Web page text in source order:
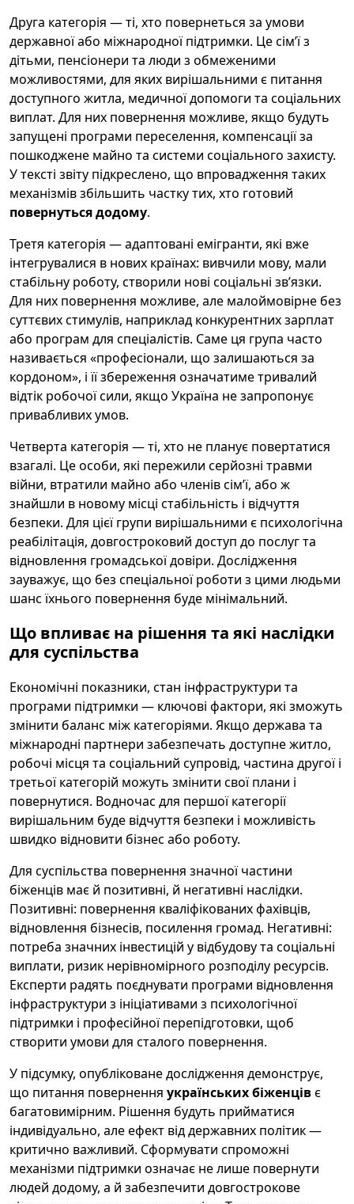
Друга категорія — ті, хто повернеться за умови
державної або міжнародної підтримки. Це сім’ї з
дітьми, пенсіонери та люди з обмеженими
можливостями, для яких вирішальними є питання
доступного житла, медичної допомоги та соціальних
виплат. Для них повернення можливе, якщо будуть
запущені програми переселення, компенсації за
пошкоджене майно та системи соціального захисту.
У тексті звіту підкреслено, що впровадження таких
механізмів збільшить частку тих, хто готовий
повернуться додому.
Третя категорія — адаптовані емігранти, які вже
інтегрувалися в нових країнах: вивчили мову, мали
стабільну роботу, створили нові соціальні зв’язки.
Для них повернення можливе, але малоймовірне без
суттєвих стимулів, наприклад конкурентних зарплат
або програм для спеціалістів. Саме ця група часто
називається «професіонали, що залишаються за
кордоном», і її збереження означатиме тривалий
відтік робочої сили, якщо Україна не запропонує
привабливих умов.
Четверта категорія — ті, хто не планує повертатися
взагалі. Це особи, які пережили серйозні травми
війни, втратили майно або членів сім’ї, або ж
знайшли в новому місці стабільність і відчуття
безпеки. Для цієї групи вирішальними є психологічна
реабілітація, довгостроковий доступ до послуг та
відновлення громадської довіри. Дослідження
зауважує, що без спеціальної роботи з цими людьми
шанс їхнього повернення буде мінімальний.
Що впливає на рішення та які наслідки
для суспільства
Економічні показники, стан інфраструктури та
програми підтримки — ключові фактори, які зможуть
змінити баланс між категоріями. Якщо держава та
міжнародні партнери забезпечать доступне житло,
робочі місця та соціальний супровід, частина другої і
третьої категорій можуть змінити свої плани і
повернутися. Водночас для першої категорії
вирішальним буде відчуття безпеки і можливість
швидко відновити бізнес або роботу.
Для суспільства повернення значної частини
біженців має й позитивні, й негативні наслідки.
Позитивні: повернення кваліфікованих фахівців,
відновлення бізнесів, посилення громад. Негативні:
потреба значних інвестицій у відбудову та соціальні
виплати, ризик нерівномірного розподілу ресурсів.
Експерти радять поєднувати програми відновлення
інфраструктури з ініціативами з психологічної
підтримки і професійної перепідготовки, щоб
створити умови для сталого повернення.
У підсумку, опубліковане дослідження демонструє,
що питання повернення українських біженцівє
багатовимірним. Рішення будуть прийматися
індивідуально, але ефект від державних політик —
критично важливий. Сформувати спроможні
механізми підтримки означає не лише повернути
людей додому, а й забезпечити довгострокове